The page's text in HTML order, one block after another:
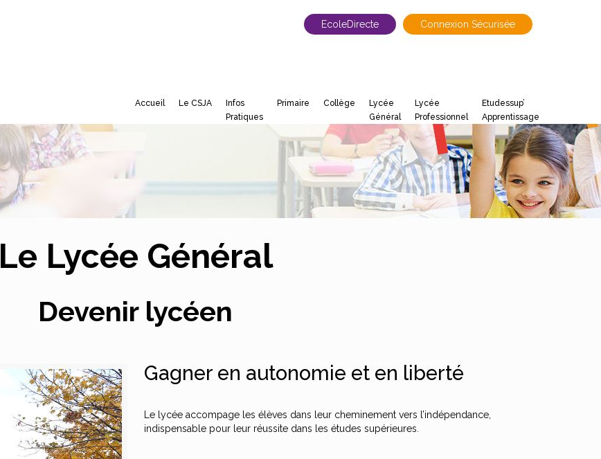
Accueil Le CSJA
Infos
Pratiques
Primaire Collège
Lycée
Général
Lycée
Professionnel
Etudessup’
Apprentissage
Connexion Sécurisée
EcoleDirecte
Le Lycée Général
Devenir lycéen
Gagner en autonomie et en liberté
Le lycée accompage les élèves dans leur cheminement vers l’indépendance,
indispensable pour leur réussite dans les études supérieures.